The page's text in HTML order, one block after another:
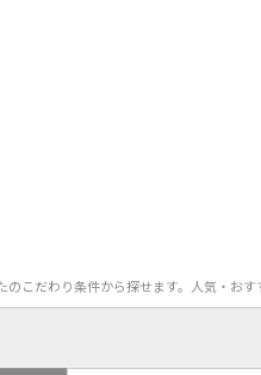
こだわり条件から探せます。人気・おす